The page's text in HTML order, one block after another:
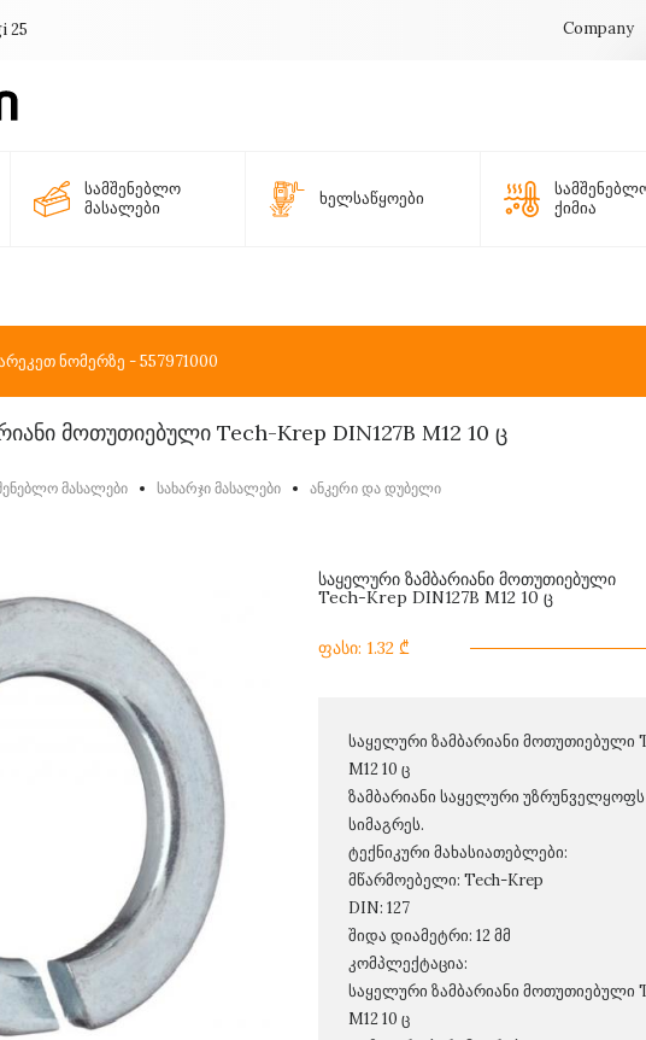
25 Company
სამშენებლო
მასალები
ხელსაწყოები
ქიმია
ნომერზე - 557971000
მოთუთიებული Tech-Krep DIN127B M12 10 ც
მასალები სახარჯი მასალები ანკერი და დუბელი
საყელური ზამბარიანი მოთუთიებული
Tech-Krep DIN127B M12 10 ც
ფასი: 1.32 ₾
საყელური ზამბარიანი მოთუთიებული
M12 10 ც
ზამბარიანი საყელური
სიმაგრეს.
ტექნიკური მახასიათებლები:
მწარმოებელი: Tech-Krep
DIN: 127
შიდა დიამეტრი: 12 მმ
კომპლექტაცია:
საყელური ზამბარიანი მოთუთიებული
M12 10 ც